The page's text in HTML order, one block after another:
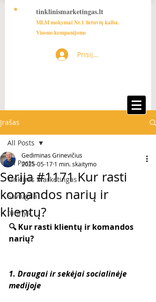
tinklinismarketingas.lt
MLM mokymai Nr.1 lietuvių kalba.
Visoms kompanijoms
Prisijungti
Įrašas
All Posts
Tinklinis Marketingas
Saviugda
turinys
All Posts
Serija #1171 Kur rasti
komandos narių ir
klientų?
Gediminas Grinevičius
2025-05-17 1 min. skaitymo
🔍 Kur rasti klientų ir komandos
narių?
1. Draugai ir sekėjai socialinėje
medijoje